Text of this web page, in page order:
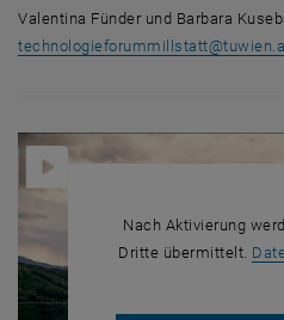
Valentina Fünder und Barbara
technologieforummillstatt@
Nach Aktivierung
Dritte übermittelt.